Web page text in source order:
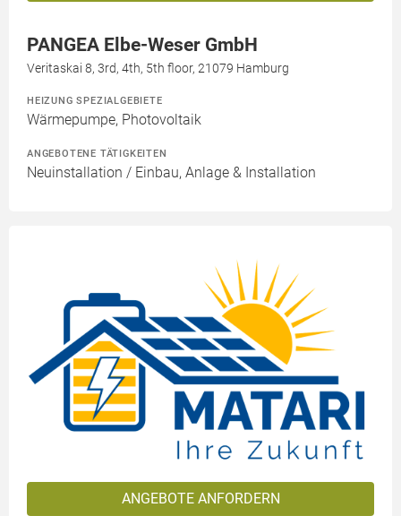
PANGEA Elbe-Weser GmbH
Veritaskai 8, 3rd, 4th, 5th floor, 21079 Hamburg
HEIZUNG SPEZIALGEBIETE
Wärmepumpe, Photovoltaik
ANGEBOTENE TÄTIGKEITEN
Neuinstallation / Einbau, Anlage & Installation
ANGEBOTE ANFORDERN